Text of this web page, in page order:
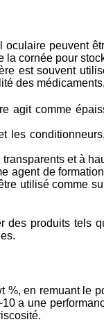
oculaire peuvent
la cornée pour
est souvent
des
agit comme
les
et à
agent de
utilisé comme
des produits tels
%, en remuant le
a une